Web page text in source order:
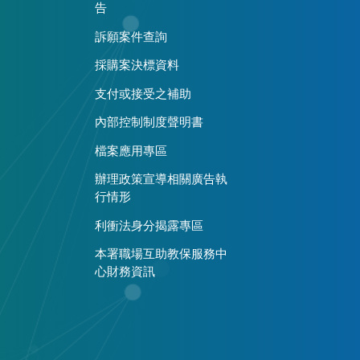
告
訴願案件查詢
採購案決標資料
支付或接受之補助
內部控制制度聲明書
檔案應用專區
辦理政策宣導相關廣告執
行情形
利衝法身分揭露專區
本署職場互助教保服務中
心財務資訊